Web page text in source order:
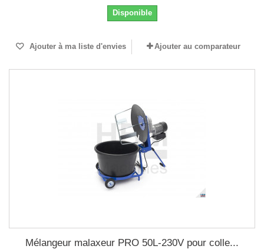
Disponible
Ajouter à ma liste d'envies Ajouter au comparateur
Mélangeur malaxeur PRO 50L-230V pour colle...